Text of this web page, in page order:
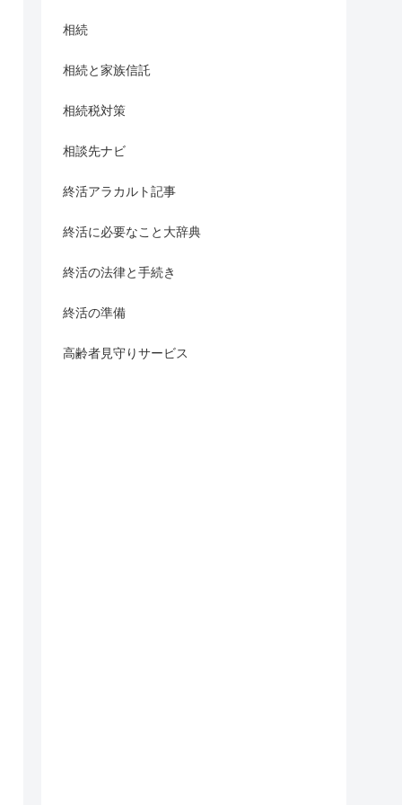
相続
相続と家族信託
相続税対策
相談先ナビ
終活アラカルト記事
終活に必要なこと大辞典
終活の法律と手続き
終活の準備
高齢者見守りサービス